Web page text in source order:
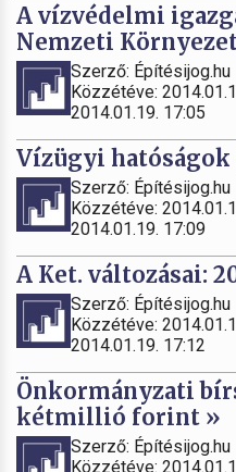
A vízvédelmi
Nemzeti
Szerző: Építésijog.hu
Közzétéve:
2014.01.19. 17:05
Vízügyi hatóságok
Szerző: Építésijog.hu
Közzétéve:
2014.01.19. 17:09
A Ket. változásai:
Szerző: Építésijog.hu
Közzétéve:
2014.01.19. 17:12
Önkormányzati
kétmillió forint »
Szerző: Építésijog.hu
Közzétéve: